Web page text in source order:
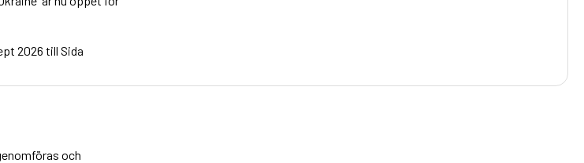
2026 till Sida
och